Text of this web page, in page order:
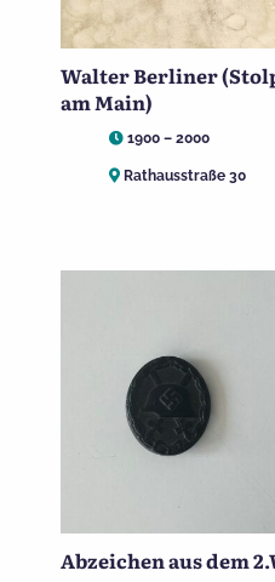
Walter Berliner
am Main)
1900 – 2000
Rathausstraße 30
Abzeichen aus dem